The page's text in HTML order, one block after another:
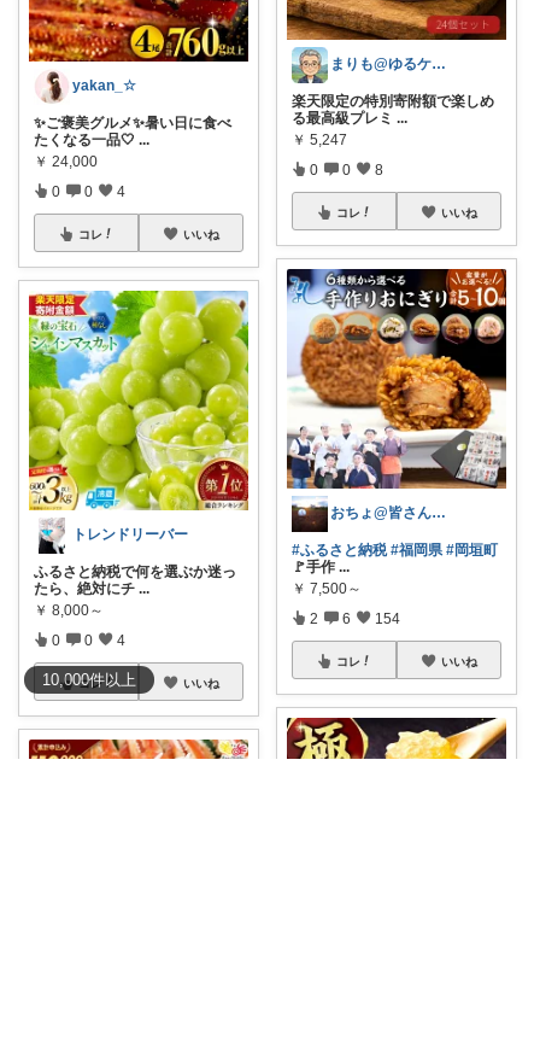
10,000件以上
yakan_☆
✨ご褒美グルメ✨暑い日に食べ
たくなる一品🤍 ...
￥ 24,000
0 0 4
コレ いいね
トレンドリーバー
ふるさと納税で何を選ぶか迷っ
たら、絶対にチ ...
￥ 8,000～
0 0 4
コレ いいね
まりも@ゆるケア生活
楽天限定の特別寄附額で楽しめ
る最高級プレミ ...
￥ 5,247
0 0 8
コレ いいね
おちょ@皆さん良いお買い物を😄🍀
#ふるさと納税 #福岡県 #岡垣町
🚩手作 ...
￥ 7,500～
2 6 154
コレ いいね